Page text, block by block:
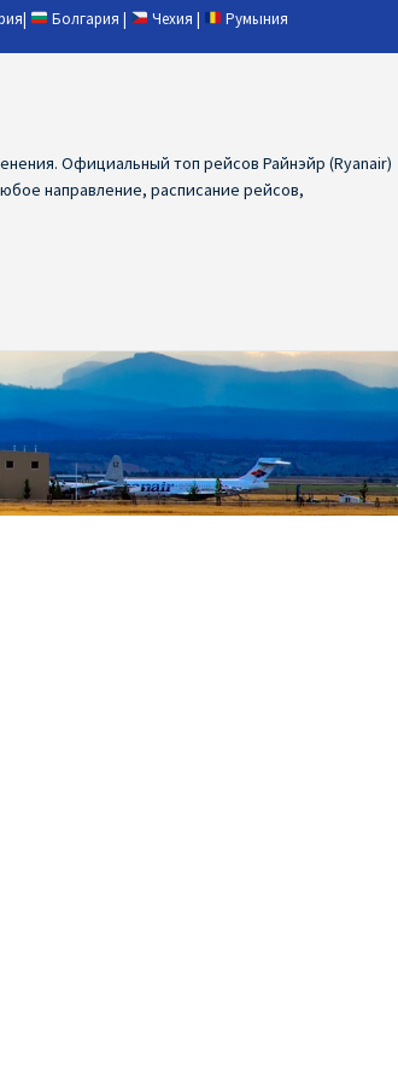
| Болгария | Чехия | Румыния
Официальный топ рейсов Райнэйр (Ryanair)
направление, расписание рейсов,
Ryanair дешевые авиабилеты
Ryanair из ЛаппеенрантыRyanair из Лондона
| ПРАГА, ОСТРАВА, ПАРДУБИЦЕ, БРНО